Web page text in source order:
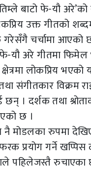
बाटो फे-यौ
उक्त गीतको
गरेसँगै चर्चामा आएको
फे-यौ अरे गीतमा
क्षेत्रमा लोकप्रिय
संगीतकार विक्रम
। दर्शक तथा
छ ।
नै मोडलका रुपमा
फरक प्रयोग गर्ने
पहिलेजस्तै रुचाएका